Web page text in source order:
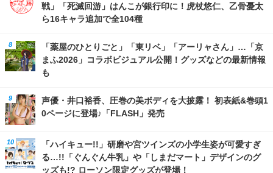
戦」「死滅回游」はんこが銀行印に！虎杖悠仁、乙骨憂太
ら16キャラ追加で全104種
「薬屋のひとりごと」「東リベ」「アーリャさん」…「京
まふ2026」コラボビジュアル公開！グッズなどの最新情報
も
声優・井口裕香、圧巻の美ボディを大披露！ 初表紙&巻頭1
0ページに登場♪「FLASH」発売
「ハイキュー!!」研磨や宮ツインズの小学生姿が可愛すぎ
る…!!「ぐんぐん牛乳」や「しまだマート」デザインのグ
ッズも!? ローソン限定グッズが登場！